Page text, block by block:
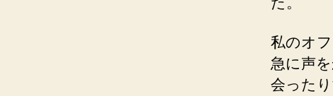
私のオ
急に声
会った